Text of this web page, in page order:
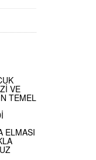
VE
TEMEL
ELMASI